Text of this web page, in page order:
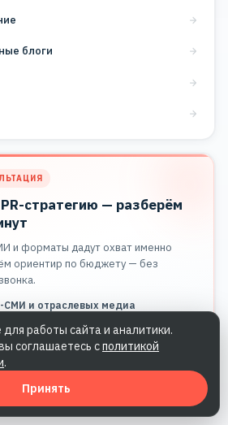
блоги
стратегию — разберём
и форматы дадут охват именно
ориентир по бюджету — без
СМИ и отраслевых медиа
течение рабочего дня
консультацию
работы сайта и аналитики.
соглашаетесь сполитикой
.
Принять